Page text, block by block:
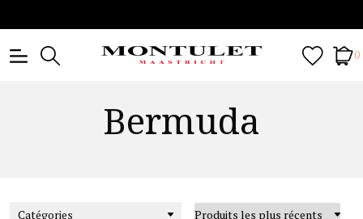
0
Bermuda
Catégories